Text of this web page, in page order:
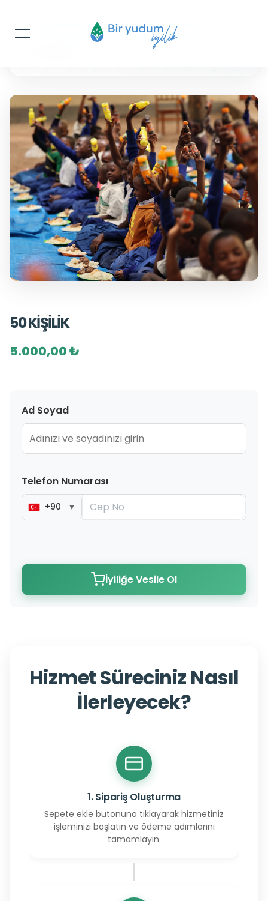
Sıcak Yemek İkramı
50 KİŞİLİK
5.000,00 ₺
Ad Soyad
Telefon Numarası
+90 ▼
İyiliğe Vesile Ol
Hizmet Süreciniz Nasıl
İlerleyecek?
1. Sipariş Oluşturma
Sepete ekle butonuna tıklayarak hizmetiniz
işleminizi başlatın ve ödeme adımlarını
tamamlayın.